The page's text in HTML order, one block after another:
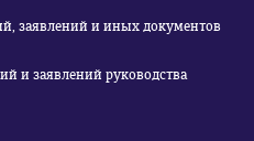
заявлений и иных документов
и заявлений руководства